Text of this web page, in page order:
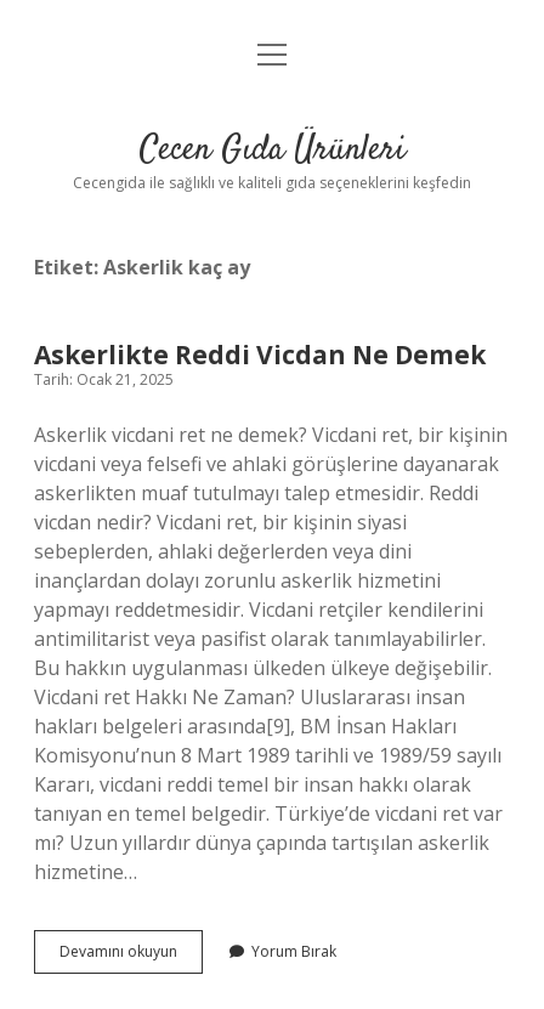
Anasayfa
Yasal Uyarı
menüyü
Cecen Gıda Ürünleri
Cecengida ile sağlıklı ve kaliteli gıda seçeneklerini keşfedin
Etiket:Askerlik kaç ay
Askerlikte Reddi Vicdan Ne Demek
Tarih: Ocak 21, 2025
Askerlik vicdani ret ne demek? Vicdani ret, bir kişinin
vicdani veya felsefi ve ahlaki görüşlerine dayanarak
askerlikten muaf tutulmayı talep etmesidir. Reddi
vicdan nedir? Vicdani ret, bir kişinin siyasi
sebeplerden, ahlaki değerlerden veya dini
inançlardan dolayı zorunlu askerlik hizmetini
yapmayı reddetmesidir. Vicdani retçiler kendilerini
antimilitarist veya pasifist olarak tanımlayabilirler.
Bu hakkın uygulanması ülkeden ülkeye değişebilir.
Vicdani ret Hakkı Ne Zaman? Uluslararası insan
hakları belgeleri arasında[9], BM İnsan Hakları
Komisyonu’nun 8 Mart 1989 tarihli ve 1989/59 sayılı
Kararı, vicdani reddi temel bir insan hakkı olarak
tanıyan en temel belgedir. Türkiye’de vicdani ret var
mı? Uzun yıllardır dünya çapında tartışılan askerlik
hizmetine…
Devamını okuyun Askerlikte
Reddi
Yorum Bırak